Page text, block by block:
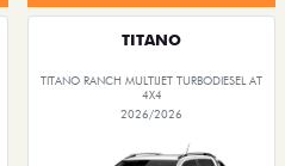
TITANO
TITANO RANCH MULTIJET TURBODIESEL AT
4X4
2026/2026